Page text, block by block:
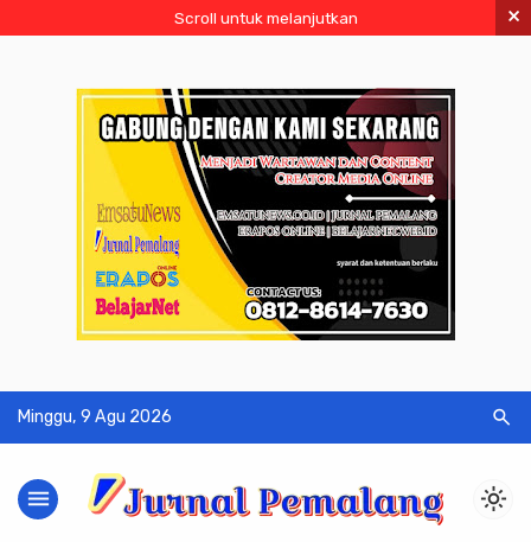
Scroll untuk melanjutkan ×
Minggu, 9 Agu 2026 search
menu light_mode